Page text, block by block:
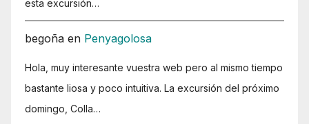
esta excursión…
begoña en Penyagolosa
Hola, muy interesante vuestra web pero al mismo tiempo
bastante liosa y poco intuitiva. La excursión del próximo
domingo, Colla…